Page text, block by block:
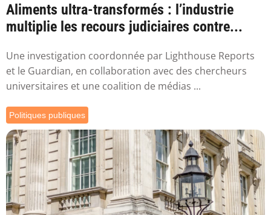
Aliments ultra-transformés : l’industrie
multiplie les recours judiciaires contre...
Une investigation coordonnée par Lighthouse Reports
et le Guardian, en collaboration avec des chercheurs
universitaires et une coalition de médias ...
Politiques publiques